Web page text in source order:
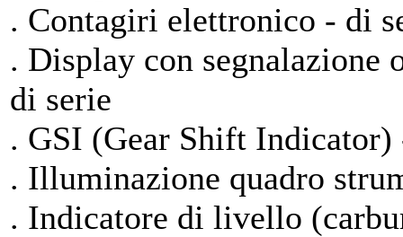
. Contagiri elettronico - di
. Display con segnalazione
di serie
. GSI (Gear Shift
. Illuminazione quadro
. Indicatore di livello